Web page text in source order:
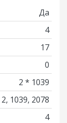
Да
4
17
0
2 * 1039
2, 1039, 2078
4